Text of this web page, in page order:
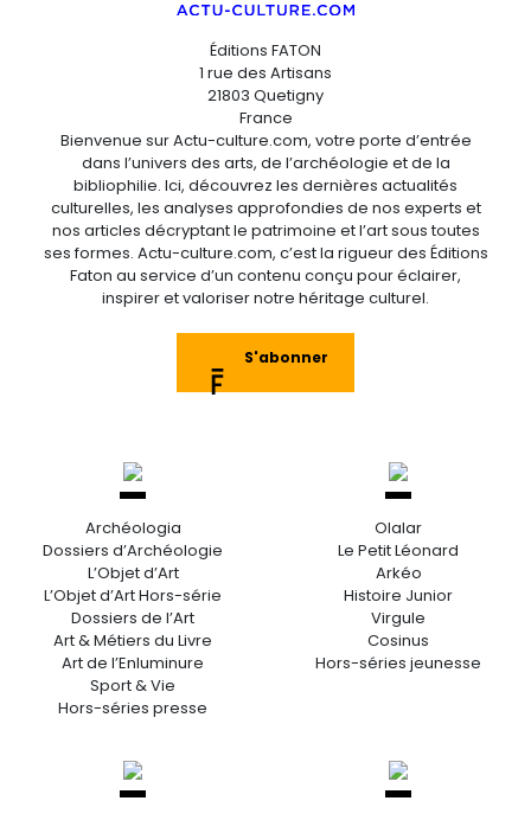
Éditions FATON
1 rue des Artisans
21803 Quetigny
France
Bienvenue sur Actu-culture.com, votre porte d’entrée
dans l’univers des arts, de l’archéologie et de la
bibliophilie. Ici, découvrez les dernières actualités
culturelles, les analyses approfondies de nos experts et
nos articles décryptant le patrimoine et l’art sous toutes
ses formes. Actu-culture.com, c’est la rigueur des Éditions
Faton au service d’un contenu conçu pour éclairer,
inspirer et valoriser notre héritage culturel.
S'abonner
Archéologia
Dossiers d’Archéologie
L’Objet d’Art
L’Objet d’Art Hors-série
Dossiers de l’Art
Art & Métiers du Livre
Art de l’Enluminure
Sport & Vie
Hors-séries presse
Olalar
Le Petit Léonard
Arkéo
Histoire Junior
Virgule
Cosinus
Hors-séries jeunesse